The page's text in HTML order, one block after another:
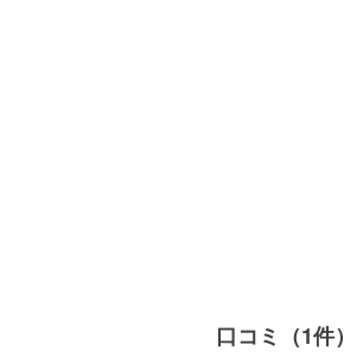
口コミ（1件）